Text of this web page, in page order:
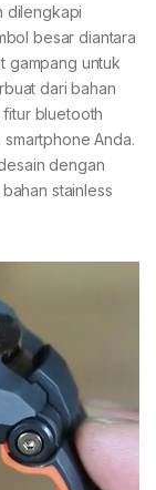
dilengkapi
besar diantara
gampang untuk
dari bahan
bluetooth
Anda.
dengan
stainless